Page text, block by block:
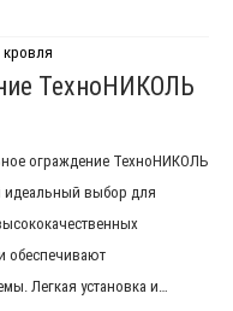
кровля
ТехноНИКОЛЬ
ограждение ТехноНИКОЛЬ
идеальный выбор для
обеспечивают
Легкая установка и…